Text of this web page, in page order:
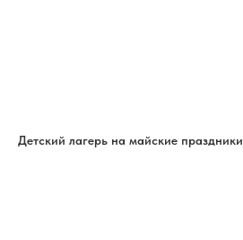
Детский лагерь на майские праздники